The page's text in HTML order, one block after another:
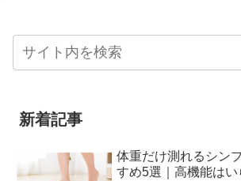
新着記事
体重だけ測れるシン
すめ5選｜高機能はい